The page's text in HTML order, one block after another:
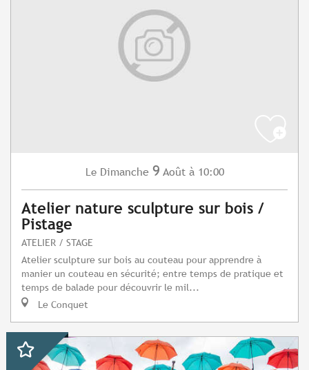
Le Dimanche 9 Août à 10:00
Atelier nature sculpture sur bois /
Pistage
ATELIER / STAGE
Atelier sculpture sur bois au couteau pour apprendre à
manier un couteau en sécurité; entre temps de pratique et
temps de balade pour découvrir le mil...
Le Conquet